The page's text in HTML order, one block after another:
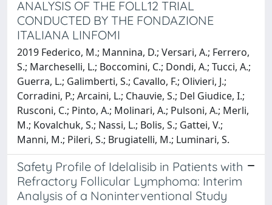
ANALYSIS OF THE FOLL12 TRIAL
CONDUCTED BY THE FONDAZIONE
ITALIANA LINFOMI
2019 Federico, M.; Mannina, D.; Versari, A.; Ferrero,
S.; Marcheselli, L.; Boccomini, C.; Dondi, A.; Tucci, A.;
Guerra, L.; Galimberti, S.; Cavallo, F.; Olivieri, J.;
Corradini, P.; Arcaini, L.; Chauvie, S.; Del Giudice, I.;
Rusconi, C.; Pinto, A.; Molinari, A.; Pulsoni, A.; Merli,
M.; Kovalchuk, S.; Nassi, L.; Bolis, S.; Gattei, V.;
Manni, M.; Pileri, S.; Brugiatelli, M.; Luminari, S.
Safety Profile of Idelalisib in Patients with
Refractory Follicular Lymphoma: Interim
Analysis of a Noninterventional Study